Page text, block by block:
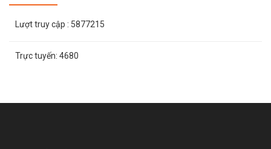
Lượt truy cập : 5877215
Trực tuyến: 4680